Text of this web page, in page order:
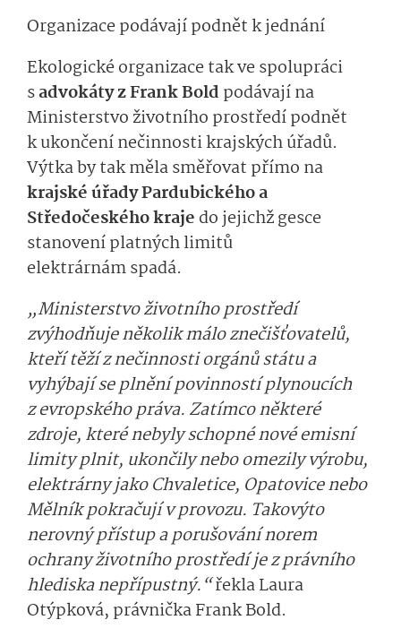
Organizace podávají podnět k jednání
Ekologické organizace tak ve spolupráci
sadvokáty z Frank Bold podávají na
Ministerstvo životního prostředí podnět
k ukončení nečinnosti krajských úřadů.
Výtka by tak měla směřovat přímo na
krajské úřady Pardubického a
Středočeského kraje do jejichž gesce
stanovení platných limitů
elektrárnám spadá.
„Ministerstvo životního prostředí
zvýhodňuje několik málo znečišťovatelů,
kteří těží z nečinnosti orgánů státu a
vyhýbají se plnění povinností plynoucích
z evropského práva. Zatímco některé
zdroje, které nebyly schopné nové emisní
limity plnit, ukončily nebo omezily výrobu,
elektrárny jako Chvaletice, Opatovice nebo
Mělník pokračují v provozu. Takovýto
nerovný přístup a porušování norem
ochrany životního prostředí je z právního
hlediska nepřípustný.“řekla Laura
Otýpková, právnička Frank Bold.